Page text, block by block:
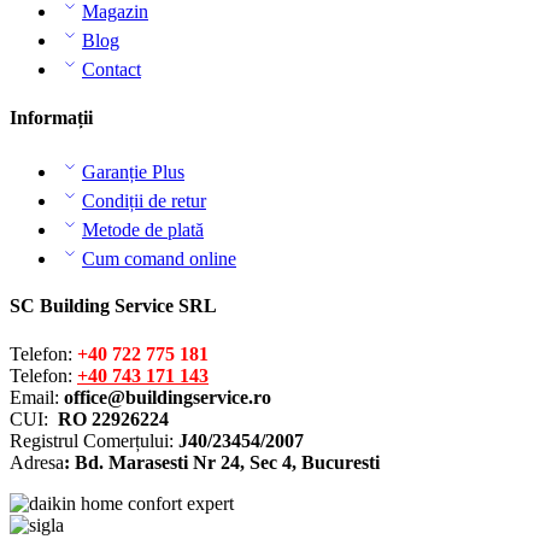
Magazin
Blog
Contact
Informații
Garanție Plus
Condiții de retur
Metode de plată
Cum comand online
SC Building Service SRL
Telefon: +40 722 775 181
Telefon: +40 743 171 143
Email: office@buildingservice.ro
CUI: RO 22926224
Registrul Comerțului: J40/23454/2007
Adresa: Bd. Marasesti Nr 24, Sec 4, Bucuresti